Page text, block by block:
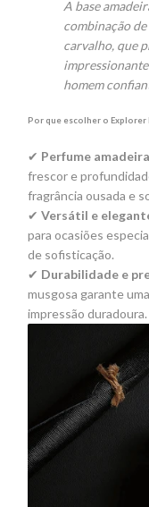
A base
combinação de
carvalho, que
homem
Por que escolher o Explorer
✔ Perfume
frescor e
fragrância ousada e
✔ Versátil e
para ocasiões
de sofisticação.
✔ Durabilidade e
musgosa garante
impressão duradoura.